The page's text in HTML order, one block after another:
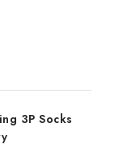
3P Socks